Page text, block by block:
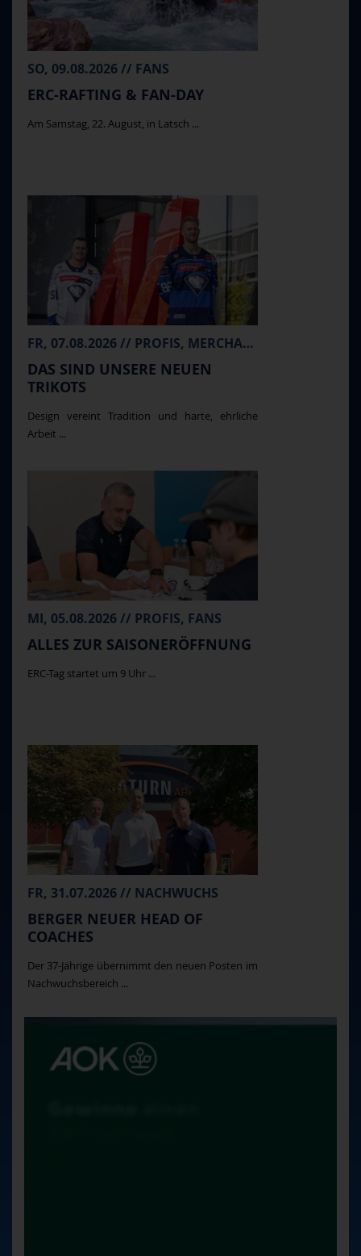
SO, 09.08.2026 // FANS
ERC-RAFTING & FAN-DAY
Am Samstag, 22. August, in Latsch ...
FR, 07.08.2026 // PROFIS, MERCHANDISE
DAS SIND UNSERE NEUEN
TRIKOTS
Design vereint Tradition und harte, ehrliche
Arbeit ...
MI, 05.08.2026 // PROFIS, FANS
ALLES ZUR SAISONERÖFFNUNG
ERC-Tag startet um 9 Uhr ...
FR, 31.07.2026 // NACHWUCHS
BERGER NEUER HEAD OF
COACHES
Der 37-Jährige übernimmt den neuen Posten im
Nachwuchsbereich ...